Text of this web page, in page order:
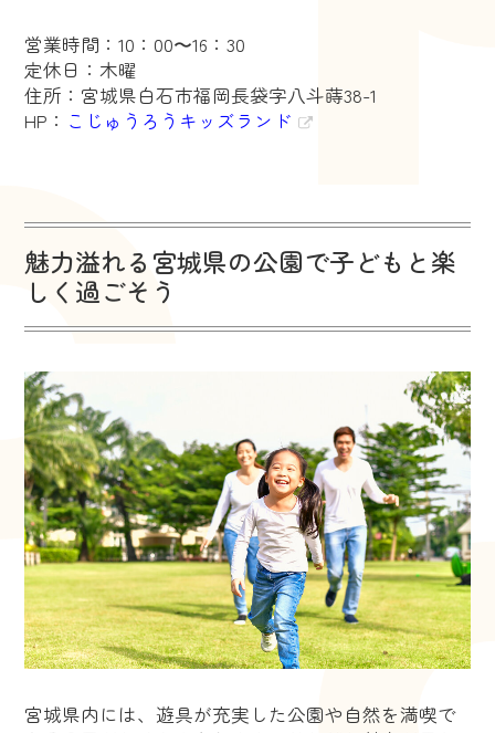
営業時間：10：00〜16：30
定休日：木曜
住所：宮城県白石市福岡長袋字八斗蒔38-1
HP： こじゅうろうキッズランド
魅力溢れる宮城県の公園で子どもと楽
しく過ごそう
宮城県内には、遊具が充実した公園や自然を満喫で